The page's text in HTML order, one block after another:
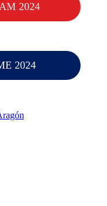
2024
2024